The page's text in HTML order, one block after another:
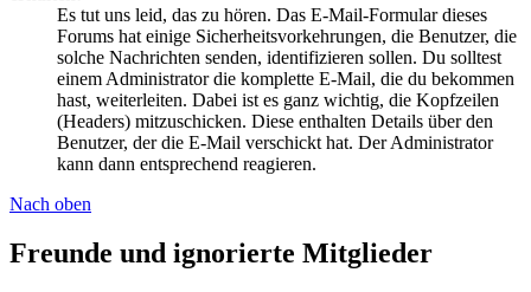
Es tut uns leid, das zu hören. Das E-Mail-Formular dieses
Forums hat einige Sicherheitsvorkehrungen, die Benutzer, die
solche Nachrichten senden, identifizieren sollen. Du solltest
einem Administrator die komplette E-Mail, die du bekommen
hast, weiterleiten. Dabei ist es ganz wichtig, die Kopfzeilen
(Headers) mitzuschicken. Diese enthalten Details über den
Benutzer, der die E-Mail verschickt hat. Der Administrator
kann dann entsprechend reagieren.
Nach oben
Freunde und ignorierte Mitglieder